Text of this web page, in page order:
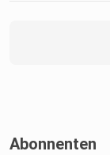
Abonnenten